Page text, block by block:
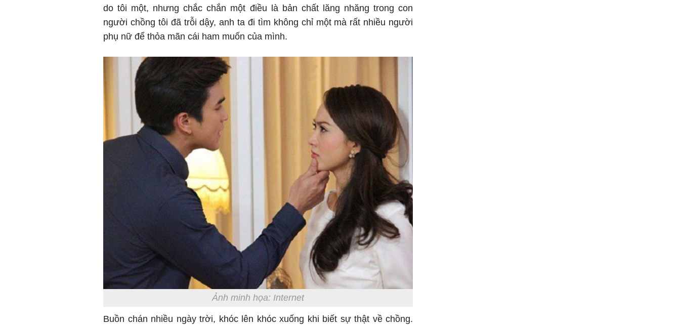
do tôi một, nhưng chắc chắn một điều là bản chất lăng nhăng trong con
người chồng tôi đã trỗi dậy, anh ta đi tìm không chỉ một mà rất nhiều người
phụ nữ để thỏa mãn cái ham muốn của mình.
Ảnh minh họa: Internet
Buồn chán nhiều ngày trời, khóc lên khóc xuống khi biết sự thật về chồng.